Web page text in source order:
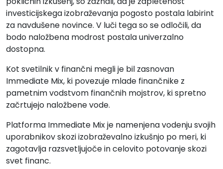
investicijskega izobraževanja pogosto postala labirint
za navdušene novince. V luči tega so se odločili, da
bodo naložbena modrost postala univerzalno
dostopna.
Kot svetilnik v finančni megli je bil zasnovan
Immediate Mix, ki povezuje mlade finančnike z
pametnim vodstvom finančnih mojstrov, ki spretno
začrtujejo naložbene vode.
Platforma Immediate Mix je namenjena vodenju svojih
uporabnikov skozi izobraževalno izkušnjo po meri, ki
zagotavlja razsvetljujoče in celovito potovanje skozi
svet financ.